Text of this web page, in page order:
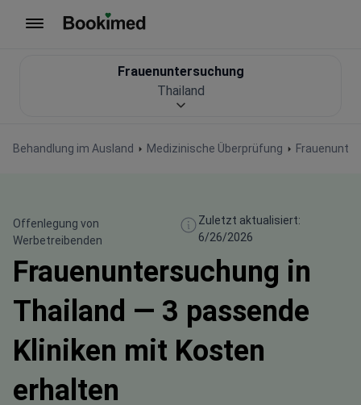
Behandlung im Ausland Medizinische Überprüfung
Frauenuntersuchung
Thailand
Offenlegung von
Werbetreibenden
Zuletzt aktualisiert:
6/26/2026
Frauenuntersuchung in
Thailand — 3 passende
Kliniken mit Kosten
erhalten